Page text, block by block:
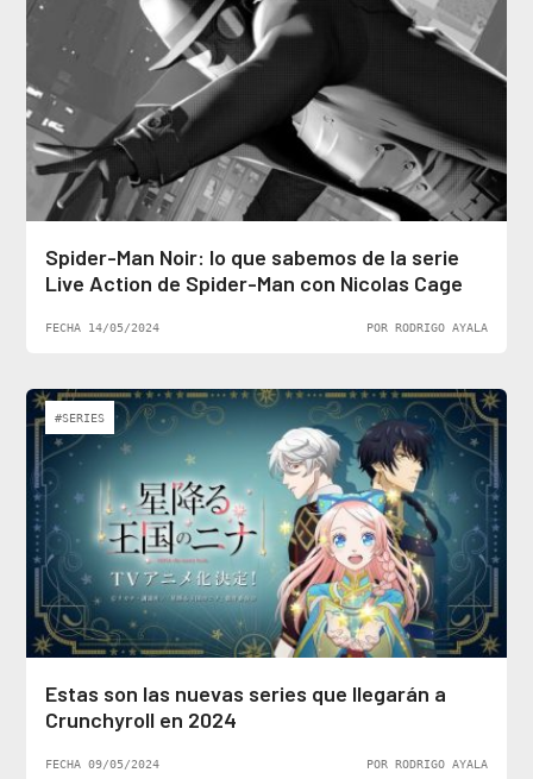
Spider-Man Noir: lo que sabemos de la serie
Live Action de Spider-Man con Nicolas Cage
FECHA 14/05/2024 POR RODRIGO AYALA
#SERIES
Estas son las nuevas series que llegarán a
Crunchyroll en 2024
FECHA 09/05/2024 POR RODRIGO AYALA